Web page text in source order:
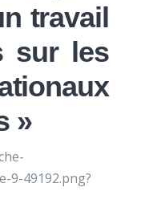
travail
sur les
»
9-49192.png?